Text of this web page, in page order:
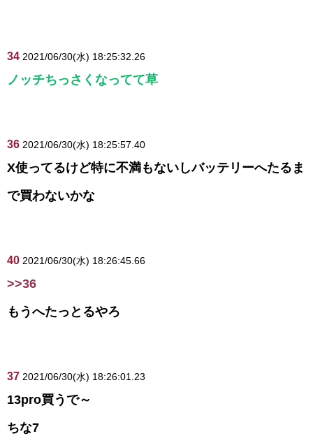
34 2021/06/30(水) 18:25:32.26
ノッチちっさくなってて草
36 2021/06/30(水) 18:25:57.40
X使ってるけど特に不満もないしバッテリーへたるま
で買わないかな
40 2021/06/30(水) 18:26:45.66
>>36
もうへたっとるやろ
37 2021/06/30(水) 18:26:01.23
13pro買うで～
ちな7